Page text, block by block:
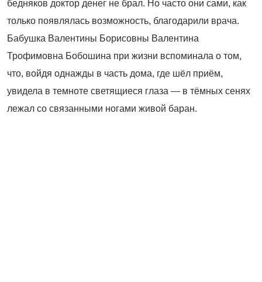
бедняков доктор денег не брал. Но часто они сами, как
только появлялась возможность, благодарили врача.
Бабушка Валентины Борисовны Валентина
Трофимовна Бобошина при жизни вспоминала о том,
что, ­войдя однажды в часть дома, где шёл приём,
увидела в темноте светящиеся глаза — в тёмных сенях
лежал со связанными ногами живой баран.